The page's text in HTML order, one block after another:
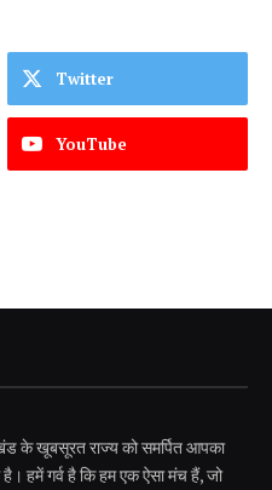
Twitter
YouTube
के खूबसूरत राज्य को समर्पित आपका
हमें गर्व है कि हम एक ऐसा मंच हैं, जो